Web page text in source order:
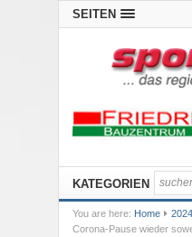
SEITEN
KATEGORIEN
You are here: Home 2024
Corona-Pause wieder